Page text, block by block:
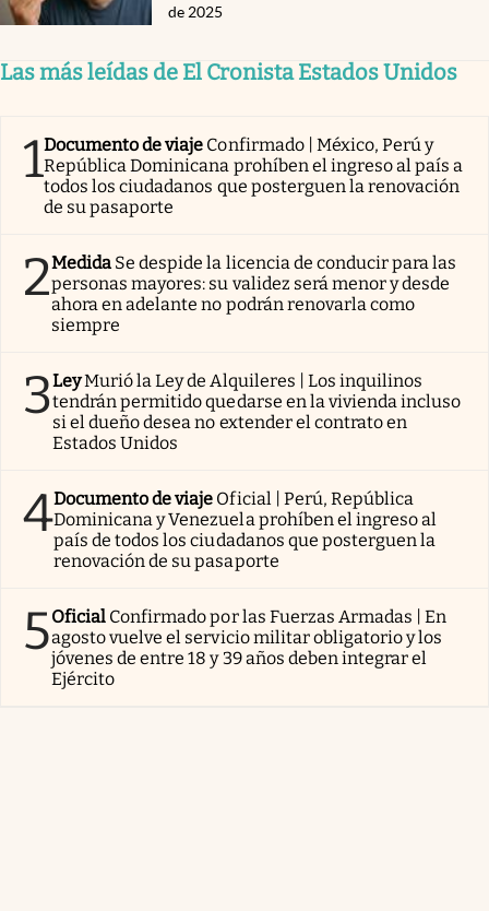
de 2025
Las más leídas de El Cronista Estados Unidos
1Documento de viaje Confirmado | México, Perú y
República Dominicana prohíben el ingreso al país a
todos los ciudadanos que posterguen la renovación
de su pasaporte
2Medida Se despide la licencia de conducir para las
personas mayores: su validez será menor y desde
ahora en adelante no podrán renovarla como
siempre
3LeyMurió la Ley de Alquileres | Los inquilinos
tendrán permitido quedarse en la vivienda incluso
si el dueño desea no extender el contrato en
Estados Unidos
4Documento de viaje Oficial | Perú, República
Dominicana y Venezuela prohíben el ingreso al
país de todos los ciudadanos que posterguen la
renovación de su pasaporte
5Oficial Confirmado por las Fuerzas Armadas | En
agosto vuelve el servicio militar obligatorio y los
jóvenes de entre 18 y 39 años deben integrar el
Ejército